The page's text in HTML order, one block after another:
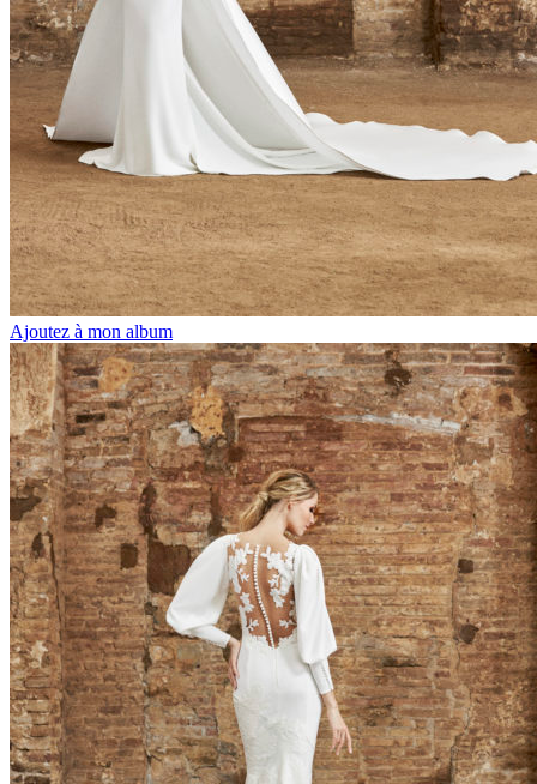
Ajoutez à mon album